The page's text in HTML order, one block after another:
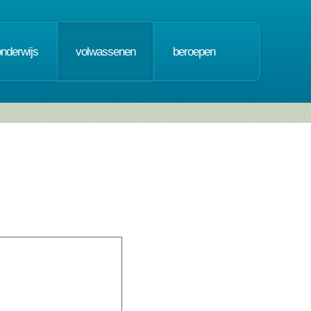
volwassenen beroepen